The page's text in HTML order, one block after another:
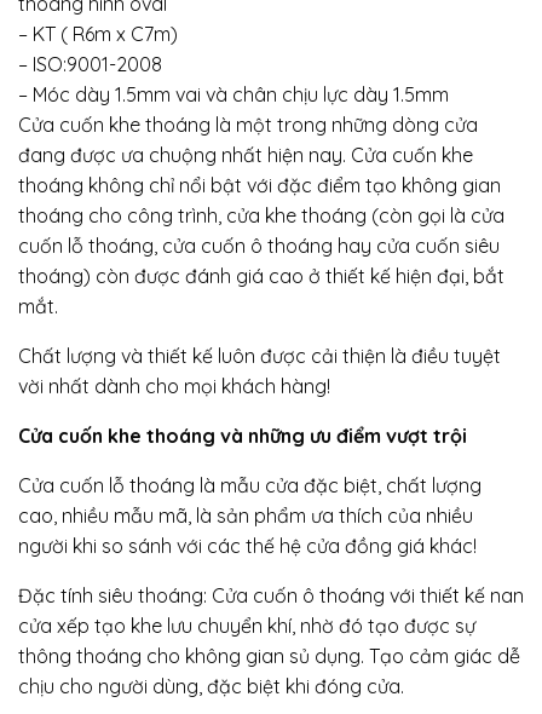
– KT ( R6m x C7m)
– ISO:9001-2008
– Móc dày 1.5mm vai và chân chịu lực dày 1.5mm
Cửa cuốn khe thoáng là một trong những dòng cửa
đang được ưa chuộng nhất hiện nay. Cửa cuốn khe
thoáng không chỉ nổi bật với đặc điểm tạo không gian
thoáng cho công trình, cửa khe thoáng (còn gọi là cửa
cuốn lỗ thoáng, cửa cuốn ô thoáng hay cửa cuốn siêu
thoáng) còn được đánh giá cao ở thiết kế hiện đại, bắt
mắt.
Chất lượng và thiết kế luôn được cải thiện là điều tuyệt
vời nhất dành cho mọi khách hàng!
Cửa cuốn khe thoáng và những ưu điểm vượt trội
Cửa cuốn lỗ thoáng là mẫu cửa đặc biệt, chất lượng
cao, nhiều mẫu mã, là sản phẩm ưa thích của nhiều
người khi so sánh với các thế hệ cửa đồng giá khác!
Đặc tính siêu thoáng: Cửa cuốn ô thoáng với thiết kế nan
cửa xếp tạo khe lưu chuyển khí, nhờ đó tạo được sự
thông thoáng cho không gian sủ dụng. Tạo cảm giác dễ
chịu cho người dùng, đặc biệt khi đóng cửa.